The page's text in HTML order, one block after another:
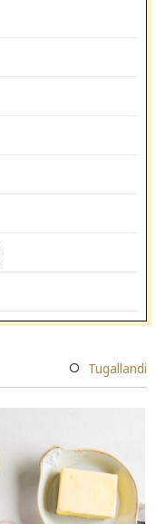
Tugallandi